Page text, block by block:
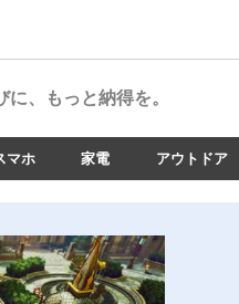
に、もっと納得を。
マホ 家電 アウトドア